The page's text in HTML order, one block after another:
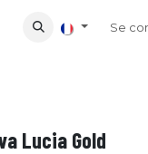
Se
Lucia Gold